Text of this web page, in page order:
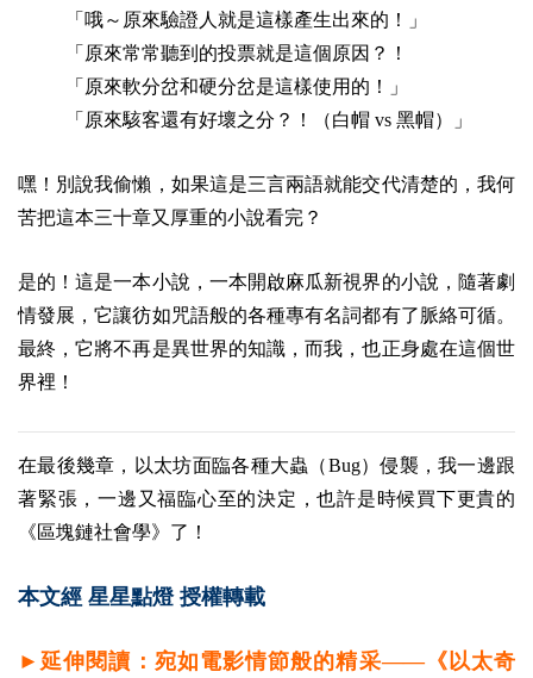
「哦～原來驗證人就是這樣產生出來的！」
「原來常常聽到的投票就是這個原因？！
「原來軟分岔和硬分岔是這樣使用的！」
「原來駭客還有好壞之分？！（白帽 vs 黑帽）」
嘿！別說我偷懶，如果這是三言兩語就能交代清楚的，我何
苦把這本三十章又厚重的小說看完？
是的！這是一本小說，一本開啟麻瓜新視界的小說，隨著劇
情發展，它讓彷如咒語般的各種專有名詞都有了脈絡可循。
最終，它將不再是異世界的知識，而我，也正身處在這個世
界裡！
在最後幾章，以太坊面臨各種大蟲（Bug）侵襲，我一邊跟
著緊張，一邊又福臨心至的決定，也許是時候買下更貴的
《區塊鏈社會學》了！
本文經 星星點燈 授權轉載
►延伸閱讀：宛如電影情節般的精采——《以太奇